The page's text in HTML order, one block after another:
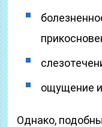
ощущение
Однако,